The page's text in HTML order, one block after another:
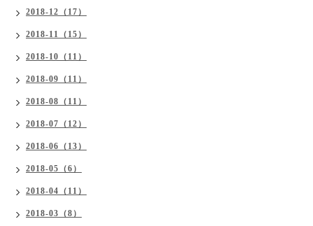
2018-12（17）
2018-11（15）
2018-10（11）
2018-09（11）
2018-08（11）
2018-07（12）
2018-06（13）
2018-05（6）
2018-04（11）
2018-03（8）